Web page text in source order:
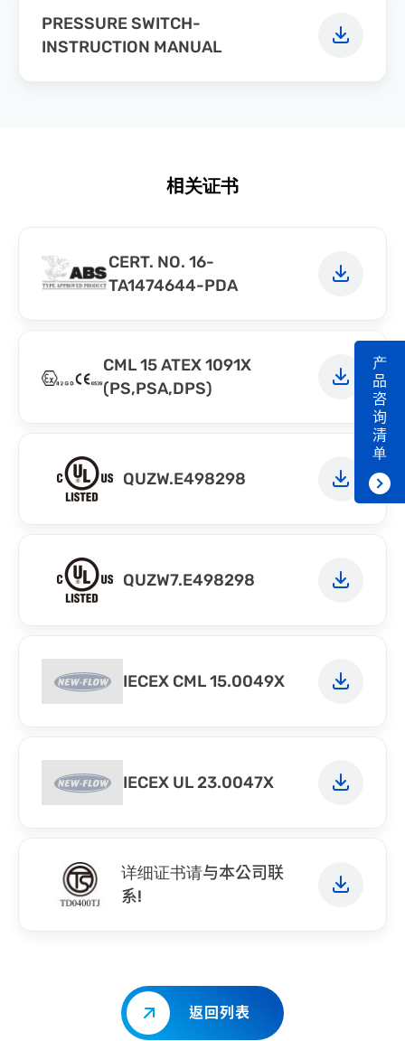
PRESSURE SWITCH-
INSTRUCTION MANUAL
相关证书
CERT. NO. 16-
TA1474644-PDA
CML 15 ATEX 1091X
(PS,PSA,DPS)
QUZW.E498298
QUZW7.E498298
IECEX CML 15.0049X
IECEX UL 23.0047X
详细证书请与本公司联
系!
返回列表
产
品
咨
询
清
单